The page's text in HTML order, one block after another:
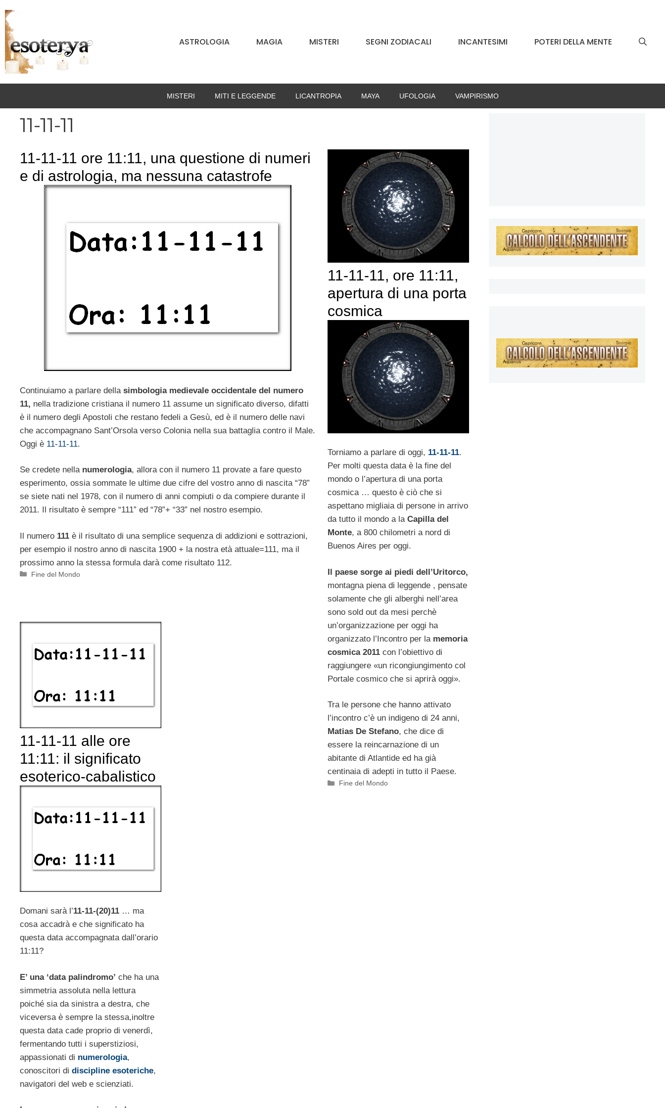
al
contenuto
ASTROLOGIA MAGIA MISTERI SEGNI ZODIACALI INCANTESIMI POTERI DELLA MENTE
MISTERI MITI E LEGGENDE LICANTROPIA MAYA UFOLOGIA VAMPIRISMO
11-11-11
11-11-11 ore 11:11, una questione di numeri
e di astrologia, ma nessuna catastrofe
Continuiamo a parlare della simbologia medievale occidentale del numero
11, nella tradizione cristiana il numero 11 assume un significato diverso, difatti
è il numero degli Apostoli che restano fedeli a Gesù, ed è il numero delle navi
che accompagnano Sant’Orsola verso Colonia nella sua battaglia contro il Male.
Oggi è 11-11-11.
Se credete nella numerologia, allora con il numero 11 provate a fare questo
esperimento, ossia sommate le ultime due cifre del vostro anno di nascita “78”
se siete nati nel 1978, con il numero di anni compiuti o da compiere durante il
2011. Il risultato è sempre “111” ed “78”+ “33” nel nostro esempio.
Il numero 111 è il risultato di una semplice sequenza di addizioni e sottrazioni,
per esempio il nostro anno di nascita 1900 + la nostra età attuale=111, ma il
prossimo anno la stessa formula darà come risultato 112.
Categorie
Fine del Mondo
11-11-11, ore 11:11,
apertura di una porta
cosmica
Torniamo a parlare di oggi, 11-11-11.
Per molti questa data è la fine del
mondo o l’apertura di una porta
cosmica … questo è ciò che si
aspettano migliaia di persone in arrivo
da tutto il mondo a la Capilla del
Monte, a 800 chilometri a nord di
Buenos Aires per oggi.
Il paese sorge ai piedi dell’Uritorco,
montagna piena di leggende , pensate
solamente che gli alberghi nell’area
sono sold out da mesi perchè
un’organizzazione per oggi ha
organizzato l’Incontro per la memoria
cosmica 2011con l’obiettivo di
raggiungere «un ricongiungimento col
Portale cosmico che si aprirà oggi».
Tra le persone che hanno attivato
l’incontro c’è un indigeno di 24 anni,
Matias De Stefano, che dice di
essere la reincarnazione di un
abitante di Atlantide ed ha già
centinaia di adepti in tutto il Paese.
Categorie
Fine del Mondo
11-11-11 alle ore
11:11: il significato
esoterico-cabalistico
Domani sarà l’11-11-(20)11 … ma
cosa accadrà e che significato ha
questa data accompagnata dall’orario
11:11?
E’ una ‘data palindromo’ che ha una
simmetria assoluta nella lettura
poiché sia da sinistra a destra, che
viceversa è sempre la stessa,inoltre
questa data cade proprio di venerdì,
fermentando tutti i superstiziosi,
appassionati di numerologia,
conoscitori di discipline esoteriche,
navigatori del web e scienziati.